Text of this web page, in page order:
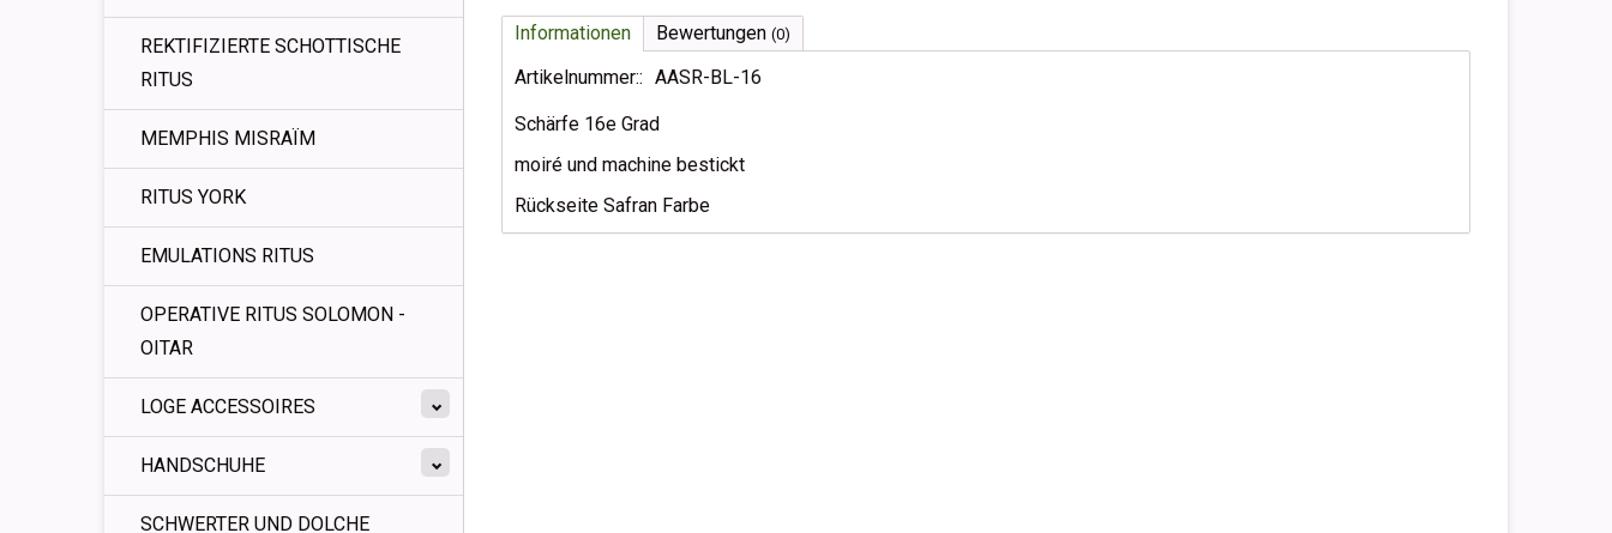
REKTIFIZIERTE SCHOTTISCHE
RITUS
MEMPHIS MISRAÏM
RITUS YORK
EMULATIONS RITUS
OPERATIVE RITUS SOLOMON -
OITAR
LOGE ACCESSOIRES
HANDSCHUHE
SCHWERTER UND DOLCHE
Informationen Bewertungen (0)
Artikelnummer:: AASR-BL-16
Schärfe 16e Grad
moiré und machine bestickt
Rückseite Safran Farbe